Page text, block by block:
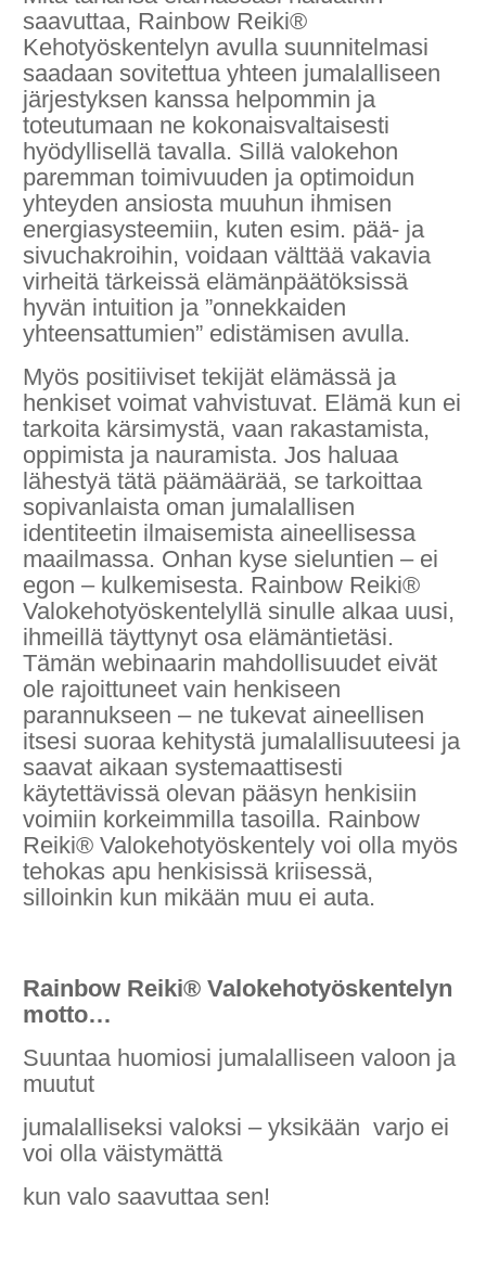
saavuttaa, Rainbow Reiki®
Kehotyöskentelyn avulla suunnitelmasi
saadaan sovitettua yhteen jumalalliseen
järjestyksen kanssa helpommin ja
toteutumaan ne kokonaisvaltaisesti
hyödyllisellä tavalla. Sillä valokehon
paremman toimivuuden ja optimoidun
yhteyden ansiosta muuhun ihmisen
energiasysteemiin, kuten esim. pää- ja
sivuchakroihin, voidaan välttää vakavia
virheitä tärkeissä elämänpäätöksissä
hyvän intuition ja ”onnekkaiden
yhteensattumien” edistämisen avulla.
Myös positiiviset tekijät elämässä ja
henkiset voimat vahvistuvat. Elämä kun ei
tarkoita kärsimystä, vaan rakastamista,
oppimista ja nauramista. Jos haluaa
lähestyä tätä päämäärää, se tarkoittaa
sopivanlaista oman jumalallisen
identiteetin ilmaisemista aineellisessa
maailmassa. Onhan kyse sieluntien – ei
egon – kulkemisesta. Rainbow Reiki®
Valokehotyöskentelyllä sinulle alkaa uusi,
ihmeillä täyttynyt osa elämäntietäsi.
Tämän webinaarin mahdollisuudet eivät
ole rajoittuneet vain henkiseen
parannukseen – ne tukevat aineellisen
itsesi suoraa kehitystä jumalallisuuteesi ja
saavat aikaan systemaattisesti
käytettävissä olevan pääsyn henkisiin
voimiin korkeimmilla tasoilla. Rainbow
Reiki® Valokehotyöskentely voi olla myös
tehokas apu henkisissä kriisessä,
silloinkin kun mikään muu ei auta.
Rainbow Reiki® Valokehotyöskentelyn
motto…
Suuntaa huomiosi jumalalliseen valoon ja
muutut
jumalalliseksi valoksi – yksikään varjo ei
voi olla väistymättä
kun valo saavuttaa sen!